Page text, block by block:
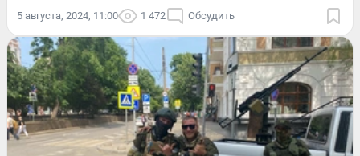
5 августа, 2024, 11:00 1 472 Обсудить